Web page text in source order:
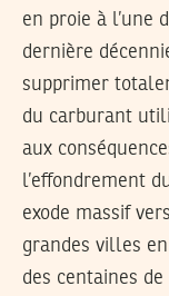
en proie à l’une
dernière
supprimer
du carburant
aux
l’effondrement
exode massif
grandes villes
des centaines